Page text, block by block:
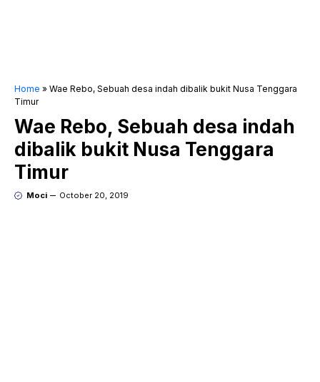
Home » Wae Rebo, Sebuah desa indah dibalik bukit Nusa Tenggara
Timur
Wae Rebo, Sebuah desa indah
dibalik bukit Nusa Tenggara
Timur
Moci October 20, 2019